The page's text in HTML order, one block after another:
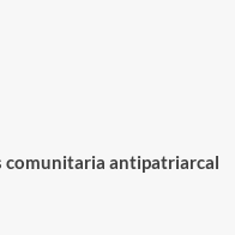
comunitaria antipatriarcal